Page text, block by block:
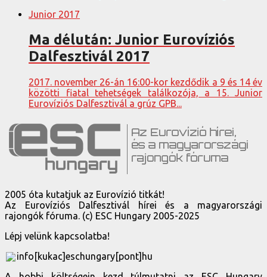
Junior 2017
Ma délután: Junior Eurovíziós
Dalfesztivál 2017
2017. november 26-án 16:00-kor kezdődik a 9 és 14 év
közötti fiatal tehetségek találkozója, a 15. Junior
Eurovíziós Dalfesztivál a grúz GPB...
2005 óta kutatjuk az Eurovízió titkát!
Az Eurovíziós Dalfesztivál hírei és a magyarországi
rajongók fóruma. (c) ESC Hungary 2005-2025
Lépj velünk kapcsolatba!
info[kukac]eschungary[pont]hu